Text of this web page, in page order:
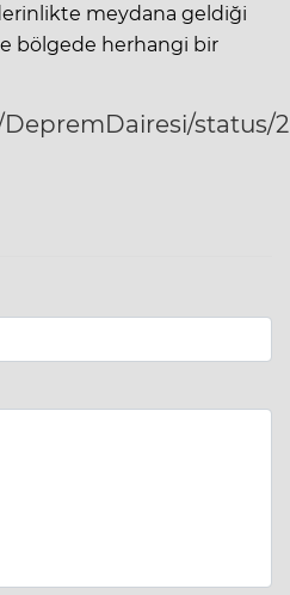
meydana geldiği
bölgede herhangi bir
status/